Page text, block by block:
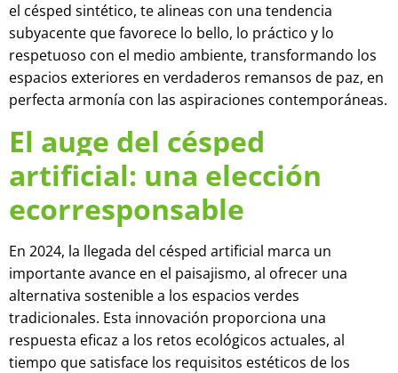
el césped sintético, te alineas con una tendencia
subyacente que favorece lo bello, lo práctico y lo
respetuoso con el medio ambiente, transformando los
espacios exteriores en verdaderos remansos de paz, en
perfecta armonía con las aspiraciones contemporáneas.
El auge del césped
artificial: una elección
ecorresponsable
En 2024, la llegada del césped artificial marca un
importante avance en el paisajismo, al ofrecer una
alternativa sostenible a los espacios verdes
tradicionales. Esta innovación proporciona una
respuesta eficaz a los retos ecológicos actuales, al
tiempo que satisface los requisitos estéticos de los